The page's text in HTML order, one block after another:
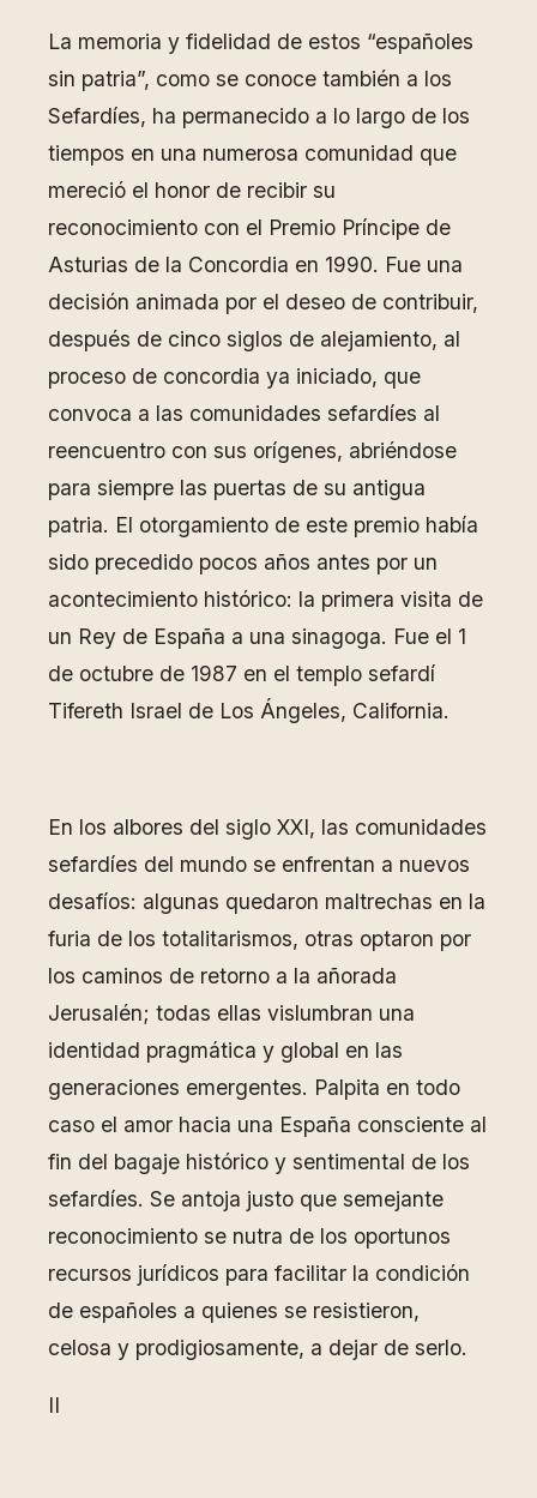
La memoria y fidelidad de estos “españoles
sin patria”, como se conoce también a los
Sefardíes, ha permanecido a lo largo de los
tiempos en una numerosa comunidad que
mereció el honor de recibir su
reconocimiento con el Premio Príncipe de
Asturias de la Concordia en 1990. Fue una
decisión animada por el deseo de contribuir,
después de cinco siglos de alejamiento, al
proceso de concordia ya iniciado, que
convoca a las comunidades sefardíes al
reencuentro con sus orígenes, abriéndose
para siempre las puertas de su antigua
patria. El otorgamiento de este premio había
sido precedido pocos años antes por un
acontecimiento histórico: la primera visita de
un Rey de España a una sinagoga. Fue el 1
de octubre de 1987 en el templo sefardí
Tifereth Israel de Los Ángeles, California.
En los albores del siglo XXI, las comunidades
sefardíes del mundo se enfrentan a nuevos
desafíos: algunas quedaron maltrechas en la
furia de los totalitarismos, otras optaron por
los caminos de retorno a la añorada
Jerusalén; todas ellas vislumbran una
identidad pragmática y global en las
generaciones emergentes. Palpita en todo
caso el amor hacia una España consciente al
fin del bagaje histórico y sentimental de los
sefardíes. Se antoja justo que semejante
reconocimiento se nutra de los oportunos
recursos jurídicos para facilitar la condición
de españoles a quienes se resistieron,
celosa y prodigiosamente, a dejar de serlo.
II